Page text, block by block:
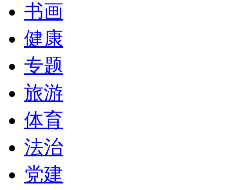
书画
健康
专题
旅游
体育
法治
党建